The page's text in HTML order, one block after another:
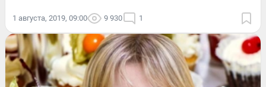
1 августа, 2019, 09:00 9 930 1